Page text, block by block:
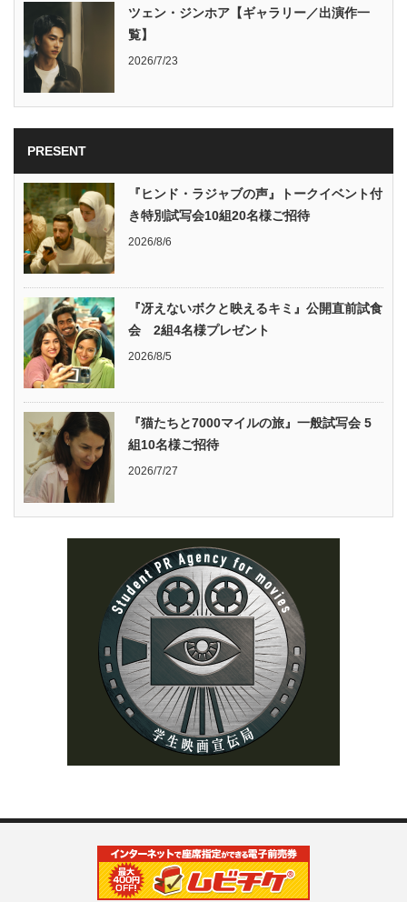
ツェン・ジンホア【ギャラリー／出演作一
覧】
2026/7/23
PRESENT
『ヒンド・ラジャブの声』トークイベント付
き特別試写会10組20名様ご招待
2026/8/6
『冴えないボクと映えるキミ』公開直前試食
会 2組4名様プレゼント
2026/8/5
『猫たちと7000マイルの旅』一般試写会 5
組10名様ご招待
2026/7/27